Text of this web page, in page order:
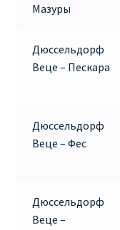
Мазуры
Дюссельдорф
Веце – Пескара
Дюссельдорф
Веце – Фес
Дюссельдорф
Веце –